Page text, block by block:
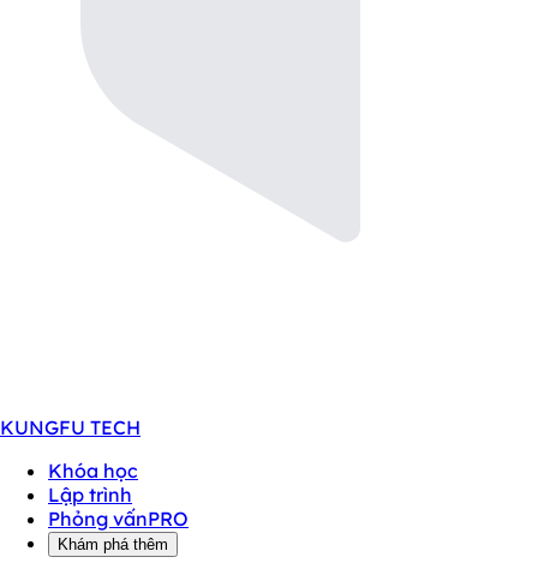
KUNGFU TECH
Khóa học
Lập trình
Phỏng vấnPRO
Khám phá thêm